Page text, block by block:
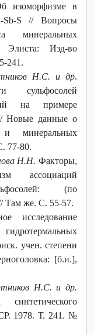
изоморфизме в
Sb-S // Вопросы
минеральных
Элиста: Изд-во
241.
Н.С. и др.
сульфосолей
на примере
Новые данные о
и минеральных
77-80.
Н.Н. Факторы,
ассоциаций
(по
Там же. С. 55-57.
исследование
учен. степени
[б.и.],
Н.С. и др.
синтетического
1978. Т. 241. №